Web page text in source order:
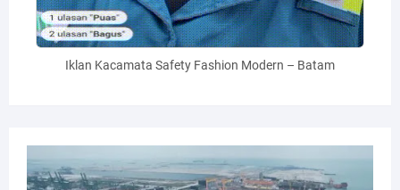
Iklan Kacamata Safety Fashion Modern – Batam